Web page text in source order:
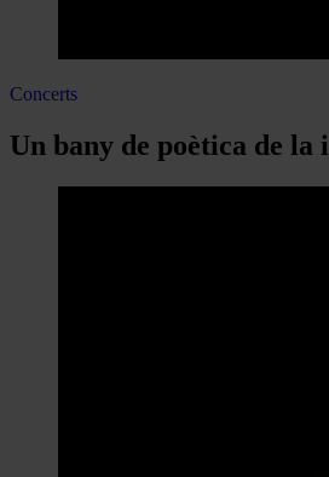
Concerts
Un bany de poètica de